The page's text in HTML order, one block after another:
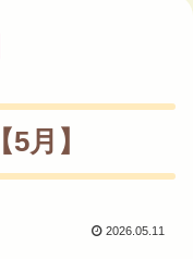
月】
2026.05.11